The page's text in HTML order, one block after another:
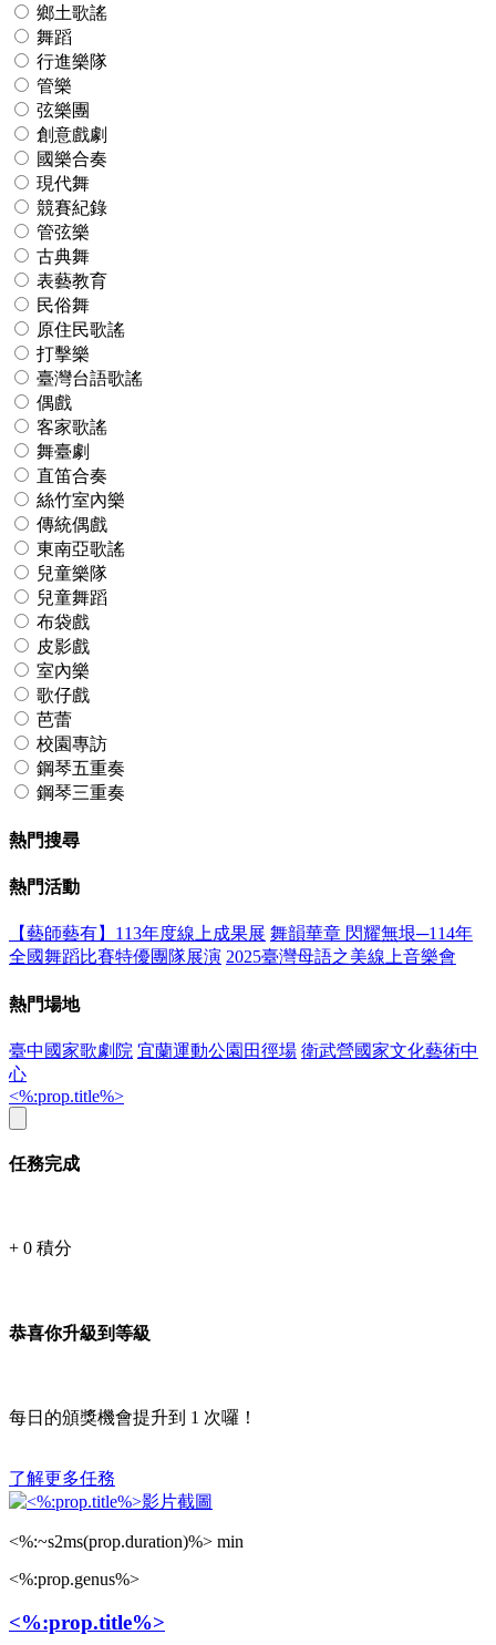
鄉土歌謠
舞蹈
行進樂隊
管樂
弦樂團
創意戲劇
國樂合奏
現代舞
競賽紀錄
管弦樂
古典舞
表藝教育
民俗舞
原住民歌謠
打擊樂
臺灣台語歌謠
偶戲
客家歌謠
舞臺劇
直笛合奏
絲竹室內樂
傳統偶戲
東南亞歌謠
兒童樂隊
兒童舞蹈
布袋戲
皮影戲
室內樂
歌仔戲
芭蕾
校園專訪
鋼琴五重奏
鋼琴三重奏
熱門搜尋
熱門活動
【藝師藝有】113年度線上成果展 舞韻華章 閃耀無垠─114年
全國舞蹈比賽特優團隊展演 2025臺灣母語之美線上音樂會
熱門場地
臺中國家歌劇院 宜蘭運動公園田徑場 衛武營國家文化藝術中
心
<%:prop.title%>
任務完成
+ 0 積分
恭喜你升級到等級
每日的頒獎機會提升到 1 次囉！
了解更多任務
<%:~s2ms(prop.duration)%> min
<%:prop.genus%>
<%:prop.title%>